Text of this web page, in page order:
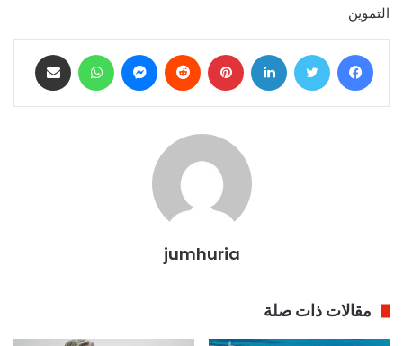
التموين
فيسبوك تويتر لينكدإن بينتيريست ماسنجر واتساب
jumhuria
مقالات ذات صلة